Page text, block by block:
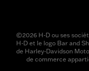
©2026 H-D ou ses
H-D et le logo Bar and
de Harley-Davidson
de commerce